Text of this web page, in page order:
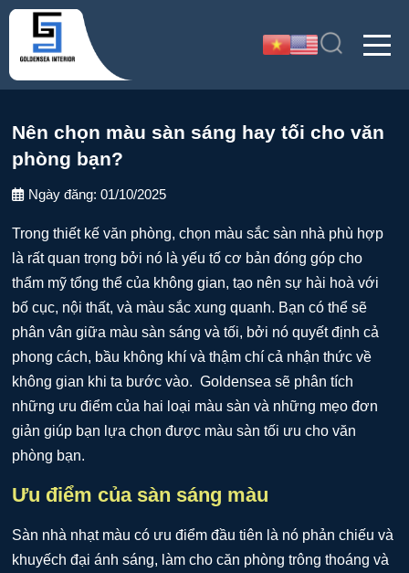
Nên chọn màu sàn sáng hay tối cho văn
phòng bạn?
Ngày đăng:01/10/2025
Trong thiết kế văn phòng, chọn màu sắc sàn nhà phù hợp
là rất quan trọng bởi nó là yếu tố cơ bản đóng góp cho
thẩm mỹ tổng thể của không gian, tạo nên sự hài hoà với
bố cục, nội thất, và màu sắc xung quanh. Bạn có thể sẽ
phân vân giữa màu sàn sáng và tối, bởi nó quyết định cả
phong cách, bầu không khí và thậm chí cả nhận thức về
không gian khi ta bước vào. Goldensea sẽ phân tích
những ưu điểm của hai loại màu sàn và những mẹo đơn
giản giúp bạn lựa chọn được màu sàn tối ưu cho văn
phòng bạn.
Ưu điểm của sàn sáng màu
Sàn nhà nhạt màu có ưu điểm đầu tiên là nó phản chiếu và
khuyếch đại ánh sáng, làm cho căn phòng trông thoáng và